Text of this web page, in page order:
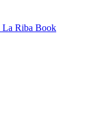
La Riba Book